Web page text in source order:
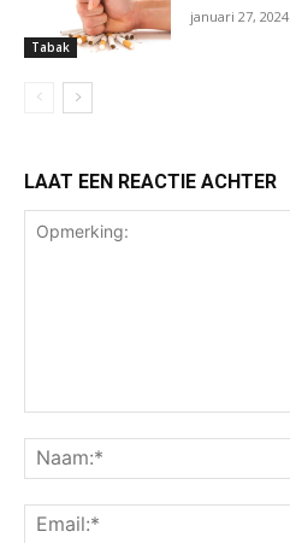
Tabak
januari 27, 2024
LAAT EEN REACTIE ACHTER